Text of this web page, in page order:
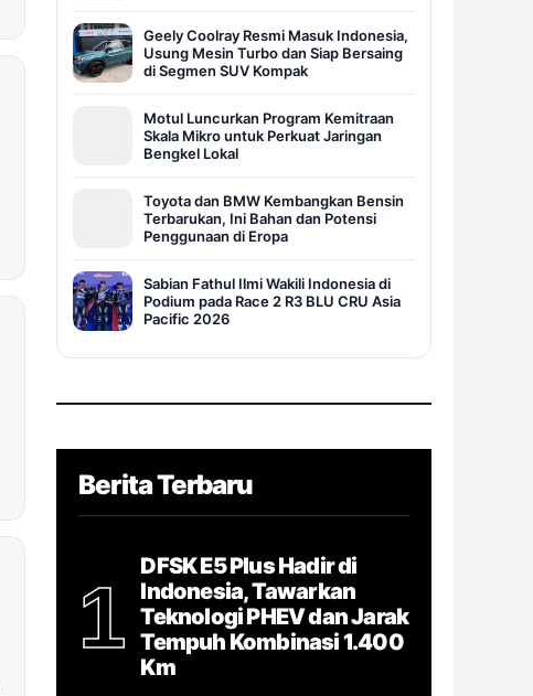
Geely Coolray Resmi Masuk Indonesia,
Usung Mesin Turbo dan Siap Bersaing
di Segmen SUV Kompak
Motul Luncurkan Program Kemitraan
Skala Mikro untuk Perkuat Jaringan
Bengkel Lokal
Toyota dan BMW Kembangkan Bensin
Terbarukan, Ini Bahan dan Potensi
Penggunaan di Eropa
Sabian Fathul Ilmi Wakili Indonesia di
Podium pada Race 2 R3 BLU CRU Asia
Pacific 2026
Berita Terbaru
1
DFSK E5 Plus Hadir di
Indonesia, Tawarkan
Teknologi PHEV dan Jarak
Tempuh Kombinasi 1.400
Km